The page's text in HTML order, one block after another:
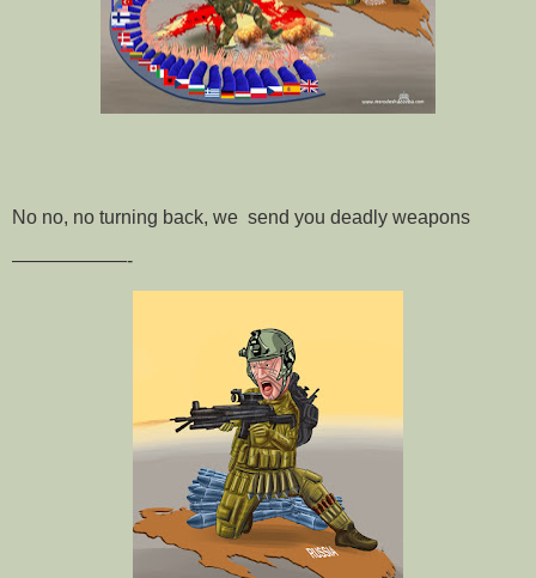
No no, no turning back, we send you deadly weapons
——————-